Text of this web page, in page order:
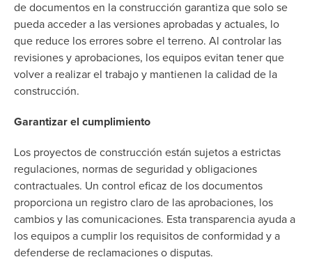
de documentos en la construcción garantiza que solo se
pueda acceder a las versiones aprobadas y actuales, lo
que reduce los errores sobre el terreno. Al controlar las
revisiones y aprobaciones, los equipos evitan tener que
volver a realizar el trabajo y mantienen la calidad de la
construcción.
Garantizar el cumplimiento
Los proyectos de construcción están sujetos a estrictas
regulaciones, normas de seguridad y obligaciones
contractuales. Un control eficaz de los documentos
proporciona un registro claro de las aprobaciones, los
cambios y las comunicaciones. Esta transparencia ayuda a
los equipos a cumplir los requisitos de conformidad y a
defenderse de reclamaciones o disputas.